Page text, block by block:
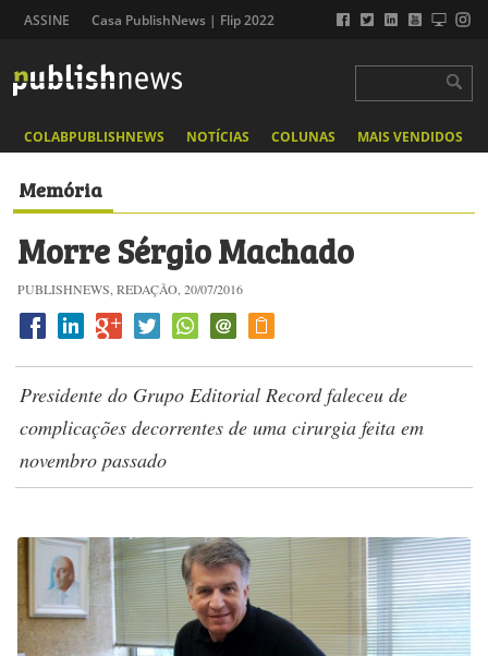
ASSINE Casa PublishNews | Flip 2022
COLABPUBLISHNEWS NOTÍCIAS COLUNAS MAIS VENDIDOS
Memória
Morre Sérgio Machado
PUBLISHNEWS, REDAÇÃO, 20/07/2016
Presidente do Grupo Editorial Record faleceu de
complicações decorrentes de uma cirurgia feita em
novembro passado